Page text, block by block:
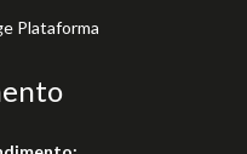
Plataforma